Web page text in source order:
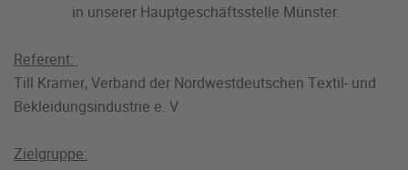
in unserer Hauptgeschäftsstelle Münster.
Referent:
Till Kramer, Verband der Nordwestdeutschen Textil- und
Bekleidungsindustrie e. V
Zielgruppe: